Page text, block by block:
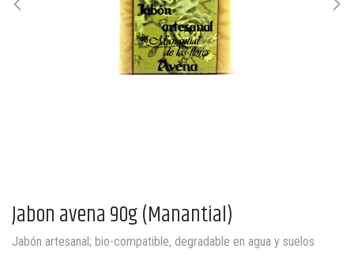
Jabon avena 90g (Manantial)
Jabón artesanal; bio-compatible, degradable en agua y suelos